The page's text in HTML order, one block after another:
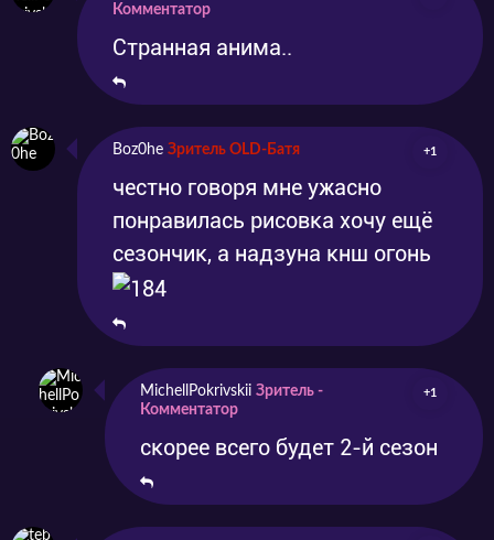
Комментатор
Странная анима..
Boz0he Зритель OLD-Батя +1
честно говоря мне ужасно
понравилась рисовка хочу ещё
сезончик, а надзуна кнш огонь
MichellPokrivskii Зритель -
Комментатор
+1
скорее всего будет 2-й сезон